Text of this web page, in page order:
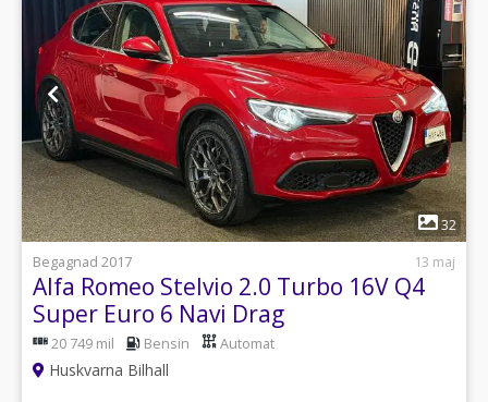
1
32
Begagnad 2017
13 maj
Alfa Romeo Stelvio 2.0 Turbo 16V Q4
Super Euro 6 Navi Drag
20 749 mil Bensin Automat
Huskvarna Bilhall